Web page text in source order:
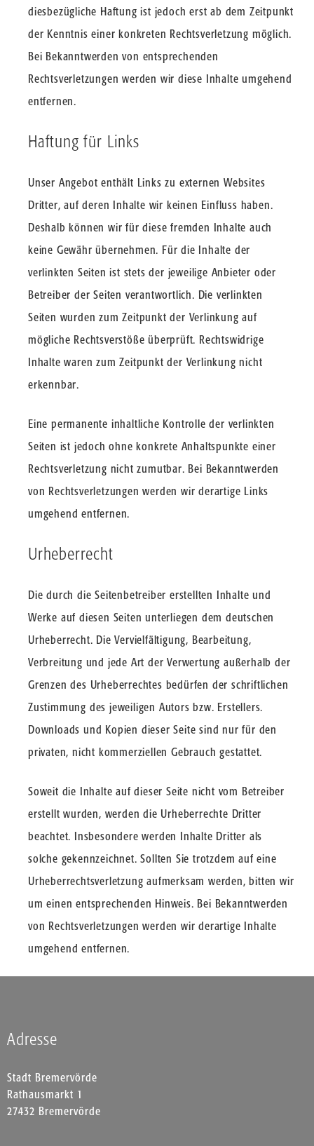
diesbezügliche Haftung ist jedoch erst ab dem Zeitpunkt
der Kenntnis einer konkreten Rechtsverletzung möglich.
Bei Bekanntwerden von entsprechenden
Rechtsverletzungen werden wir diese Inhalte umgehend
entfernen.
Haftung für Links
Unser Angebot enthält Links zu externen Websites
Dritter, auf deren Inhalte wir keinen Einfluss haben.
Deshalb können wir für diese fremden Inhalte auch
keine Gewähr übernehmen. Für die Inhalte der
verlinkten Seiten ist stets der jeweilige Anbieter oder
Betreiber der Seiten verantwortlich. Die verlinkten
Seiten wurden zum Zeitpunkt der Verlinkung auf
mögliche Rechtsverstöße überprüft. Rechtswidrige
Inhalte waren zum Zeitpunkt der Verlinkung nicht
erkennbar.
Eine permanente inhaltliche Kontrolle der verlinkten
Seiten ist jedoch ohne konkrete Anhaltspunkte einer
Rechtsverletzung nicht zumutbar. Bei Bekanntwerden
von Rechtsverletzungen werden wir derartige Links
umgehend entfernen.
Urheberrecht
Die durch die Seitenbetreiber erstellten Inhalte und
Werke auf diesen Seiten unterliegen dem deutschen
Urheberrecht. Die Vervielfältigung, Bearbeitung,
Verbreitung und jede Art der Verwertung außerhalb der
Grenzen des Urheberrechtes bedürfen der schriftlichen
Zustimmung des jeweiligen Autors bzw. Erstellers.
Downloads und Kopien dieser Seite sind nur für den
privaten, nicht kommerziellen Gebrauch gestattet.
Soweit die Inhalte auf dieser Seite nicht vom Betreiber
erstellt wurden, werden die Urheberrechte Dritter
beachtet. Insbesondere werden Inhalte Dritter als
solche gekennzeichnet. Sollten Sie trotzdem auf eine
Urheberrechtsverletzung aufmerksam werden, bitten wir
um einen entsprechenden Hinweis. Bei Bekanntwerden
von Rechtsverletzungen werden wir derartige Inhalte
umgehend entfernen.
Adresse
Stadt Bremervörde
Rathausmarkt 1
27432 Bremervörde